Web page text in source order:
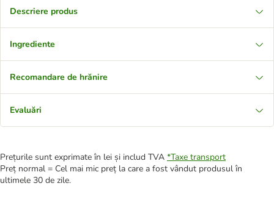
Descriere produs
Ingrediente
Recomandare de hrănire
Evaluări
Prețurile sunt exprimate în lei și includ TVA *Taxe transport
Preț normal = Cel mai mic preț la care a fost vândut produsul în
ultimele 30 de zile.